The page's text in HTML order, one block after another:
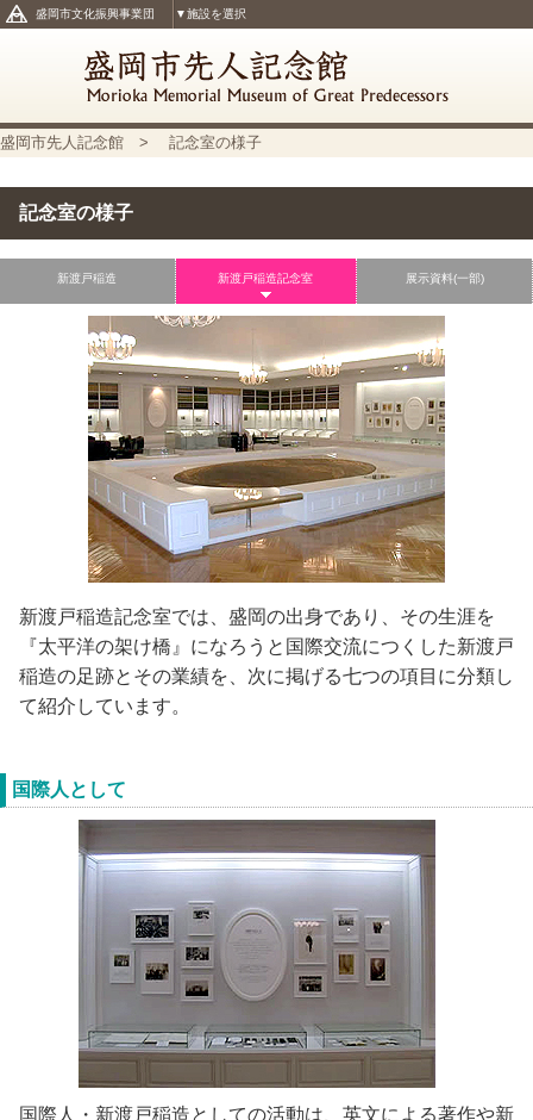
盛岡市文化振興事業団 ▼施設を選択
盛岡市先人記念館 > 記念室の様子
記念室の様子
新渡戸稲造 新渡戸稲造記念室 展示資料(一部)
新渡戸稲造記念室では、盛岡の出身であり、その生涯を
『太平洋の架け橋』になろうと国際交流につくした新渡戸
稲造の足跡とその業績を、次に掲げる七つの項目に分類し
て紹介しています。
国際人として
国際人・新渡戸稲造としての活動は、英文による著作や新